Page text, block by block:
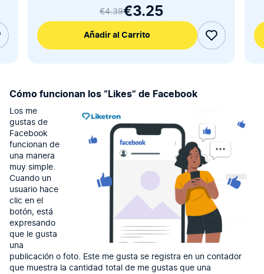
€4.39€3.25
Añadir al Carrito
Cómo funcionan los “Likes” de Facebook
Los me
gustas de
Facebook
funcionan de
una manera
muy simple.
Cuando un
usuario hace
clic en el
botón, está
expresando
que le gusta
una
publicación o foto. Este me gusta se registra en un contador
que muestra la cantidad total de me gustas que una